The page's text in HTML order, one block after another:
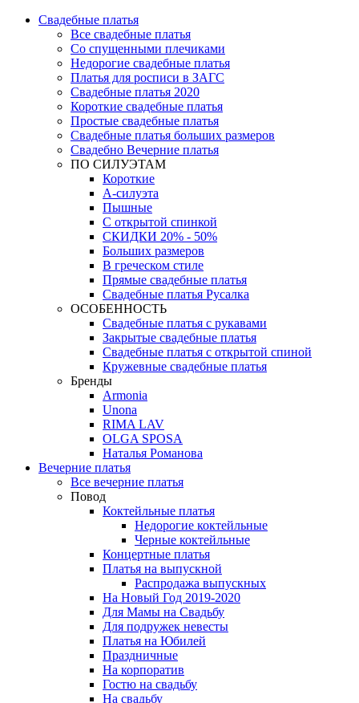
Свадебные платья
Все свадебные платья
Со спущенными плечиками
Недорогие свадебные платья
Платья для росписи в ЗАГС
Свадебные платья 2020
Короткие свадебные платья
Простые свадебные платья
Свадебные платья больших размеров
Свадебно Вечерние платья
ПО СИЛУЭТАМ
Короткие
А-силуэта
Пышные
С открытой спинкой
СКИДКИ 20% - 50%
Больших размеров
В греческом стиле
Прямые свадебные платья
Свадебные платья Русалка
ОСОБЕННОСТЬ
Свадебные платья с рукавами
Закрытые свадебные платья
Свадебные платья с открытой спиной
Кружевные свадебные платья
Бренды
Armonia
Unona
RIMA LAV
OLGA SPOSA
Наталья Романова
Вечерние платья
Все вечерние платья
Повод
Коктейльные платья
Недорогие коктейльные
Черные коктейльные
Концертные платья
Платья на выпускной
Распродажа выпускных
На Новый Год 2019-2020
Для Мамы на Свадьбу
Для подружек невесты
Платья на Юбилей
Праздничные
На корпоратив
Гостю на свадьбу
На свадьбу